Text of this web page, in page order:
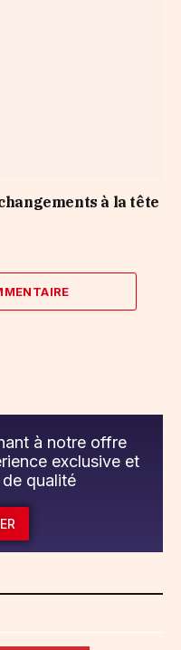
à la tête
à notre offre
exclusive et
qualité